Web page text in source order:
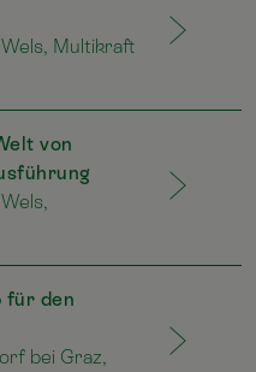
Multikraft
von
für den
bei Graz,